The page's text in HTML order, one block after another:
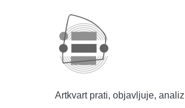
Artkvart prati, objavljuje,